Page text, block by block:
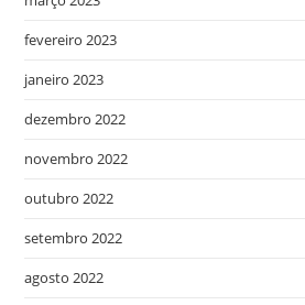
fevereiro 2023
janeiro 2023
dezembro 2022
novembro 2022
outubro 2022
setembro 2022
agosto 2022